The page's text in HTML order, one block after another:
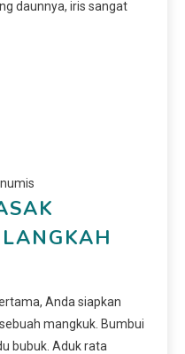
daunnya, iris sangat
Anda siapkan
mangkuk. Bumbui
bubuk. Aduk rata